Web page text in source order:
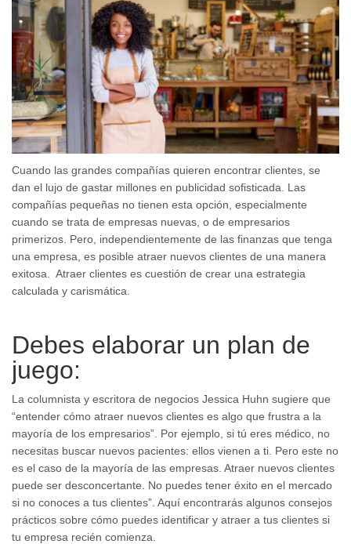
Cuando las grandes compañías quieren encontrar clientes, se
dan el lujo de gastar millones en publicidad sofisticada. Las
compañías pequeñas no tienen esta opción, especialmente
cuando se trata de empresas nuevas, o de empresarios
primerizos. Pero, independientemente de las finanzas que tenga
una empresa, es posible atraer nuevos clientes de una manera
exitosa. Atraer clientes es cuestión de crear una estrategia
calculada y carismática.
Debes elaborar un plan de
juego:
La columnista y escritora de negocios Jessica Huhn sugiere que
“entender cómo atraer nuevos clientes es algo que frustra a la
mayoría de los empresarios”. Por ejemplo, si tú eres médico, no
necesitas buscar nuevos pacientes: ellos vienen a ti. Pero este no
es el caso de la mayoría de las empresas. Atraer nuevos clientes
puede ser desconcertante. No puedes tener éxito en el mercado
si no conoces a tus clientes”. Aquí encontrarás algunos consejos
prácticos sobre cómo puedes identificar y atraer a tus clientes si
tu empresa recién comienza.